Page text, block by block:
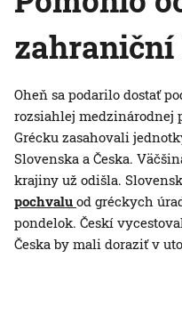
Oheň sa podarilo dostať
rozsiahlej medzinárodnej
Grécku zasahovali
Slovenska a Česka.
krajiny už odišla.
pochvalu od gréckych
pondelok. Českí
Česka by mali doraziť v